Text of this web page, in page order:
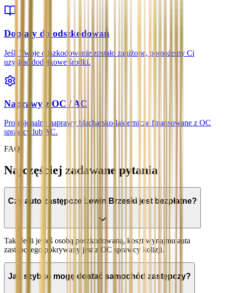
Dopłaty do odszkodowań
Jeśli Twoje odszkodowanie zostało zaniżone, pomożemy Ci
uzyskać dodatkowe środki.
Naprawy z OC / AC
Profesjonalne naprawy blacharsko-lakiernicze finansowane z OC
sprawcy lub AC.
FAQ
Najczęściej zadawane pytania
Czy auto zastępcze Lewin Brzeski jest bezpłatne?
Tak. Jeśli jesteś osobą poszkodowaną, koszt wynajmu auta
zastępczego pokrywany jest z OC sprawcy kolizji.
Jak szybko mogę dostać samochód zastępczy?